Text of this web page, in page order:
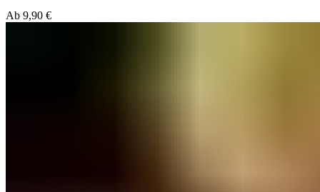
Ab 9,90 €